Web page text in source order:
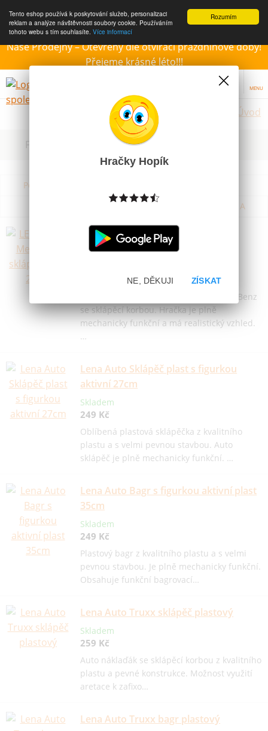
Rozumím
Tento eshop používá k poskytování služeb, personalizaci
reklam a analýze návštěvnosti soubory cookie. Používáním
tohoto webu s tím souhlasíte. Více informací
Naše Prodejny – Otevřeny dle otvírací prázdninové doby!
Přejeme krásné léto!!!
MENU
Úvod
Filtrovat dle dostupnosti, ceny, výrobce
Podle názvu od A do Z
Podle názvu od Z do A
LENA Auto Mercedes sklápěč plast
23cm
Malé nákladní plastové auto Mercedes Benz
se sklápěcí korbou. Hračka je plně
mechanicky funkční a má realistický vzhled.
…
Lena Auto Sklápěč plast s figurkou
aktivní 27cm
Skladem
249 Kč
Oblíbená plastová sklápěčka z kvalitního
plastu a s velmi pevnou stavbou. Auto
sklápěč je plně mechanicky funkční. …
Lena Auto Bagr s figurkou aktivní plast
35cm
Skladem
249 Kč
Plastový bagr z kvalitního plastu a s velmi
pevnou stavbou. Je plně mechanicky funkční.
Obsahuje funkční bagrovací…
Lena Auto Truxx sklápěč plastový
Skladem
259 Kč
Auto náklaďák se sklápěcí korbou z kvalitního
plastu a pevné konstrukce. Možnost využití
aretace k zafixo…
Lena Auto Truxx bagr plastový
Hračky Hopík
ZÍSKAT
NE, DĚKUJI